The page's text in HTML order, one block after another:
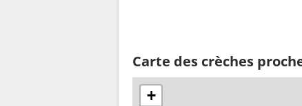
Carte des crèches
+